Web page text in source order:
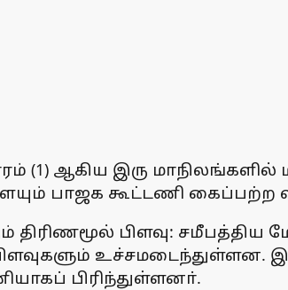
(1) ஆகிய இரு மாநிலங்களில்
பாஜக கூட்டணி கைப்பற்ற
திரிணமூல் பிளவு:
உச்சமடைந்துள்ளன.
பிரிந்துள்ளனா்.